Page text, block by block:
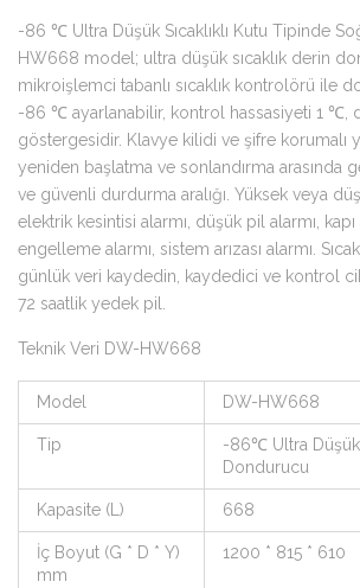
-86 ℃ Ultra Düşük Sıcaklıklı Kutu Tipinde
HW668 model; ultra düşük sıcaklık derin
mikroişlemci tabanlı sıcaklık kontrolörü ile
-86 ℃ ayarlanabilir, kontrol hassasiyeti 1 ℃,
göstergesidir. Klavye kilidi ve şifre korumalı
yeniden başlatma ve sonlandırma arasında
ve güvenli durdurma aralığı. Yüksek veya
elektrik kesintisi alarmı, düşük pil alarmı, kapı
engelleme alarmı, sistem arızası alarmı.
günlük veri kaydedin, kaydedici ve kontrol
72 saatlik yedek pil.
Teknik Veri DW-HW668
Model DW-HW668
Tip
-86℃ Ultra Düşük
Dondurucu
Kapasite (L) 668
İç Boyut (G * D * Y)
mm
1200 * 815 * 610